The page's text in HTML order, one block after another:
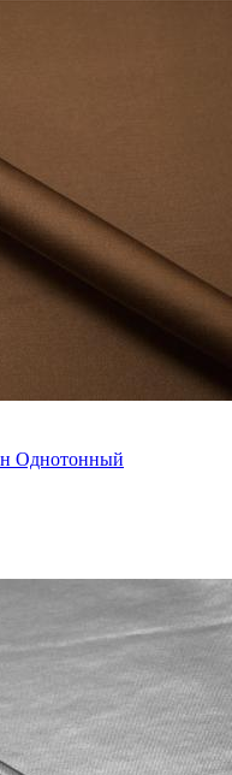
Однотонный